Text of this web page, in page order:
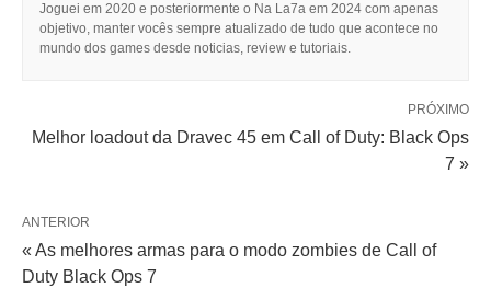
Joguei em 2020 e posteriormente o Na La7a em 2024 com apenas
objetivo, manter vocês sempre atualizado de tudo que acontece no
mundo dos games desde noticias, review e tutoriais.
PRÓXIMO
Melhor loadout da Dravec 45 em Call of Duty: Black Ops
7 »
ANTERIOR
« As melhores armas para o modo zombies de Call of
Duty Black Ops 7